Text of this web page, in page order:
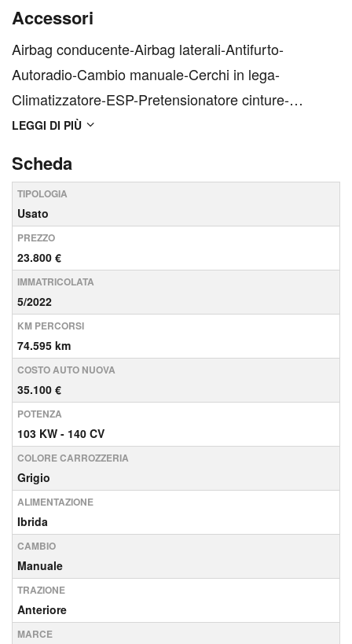
ANTERIORI\POSTERIORI CERCHI IN LEGA
SENSORI DI PARCHEGGIO
ANTERIORI\POSTERIORI CRUISE CONTROL
SEDILE POSTERIORE SDOPPIATO 60\40 FAR
LED VERNICE M...
Accessori
Airbag conducente-Airbag laterali-Antifurto-
Autoradio-Cambio manuale-Cerchi in lega-
Climatizzatore-ESP-Pretensionatore cinture-
Specchietti laterali elettrici-Retrovisori ripiegabili
Sedile posteriore sdoppiato-Vernice speciale-Vetri
elettrici anterio...
LEGGI DI PIÙ
Scheda
TIPOLOGIA
Usato
PREZZO
23.800 €
IMMATRICOLATA
5/2022
KM PERCORSI
74.595 km
COSTO AUTO NUOVA
35.100 €
POTENZA
103 KW - 140 CV
COLORE CARROZZERIA
Grigio
ALIMENTAZIONE
Ibrida
CAMBIO
Manuale
TRAZIONE
Anteriore
MARCE